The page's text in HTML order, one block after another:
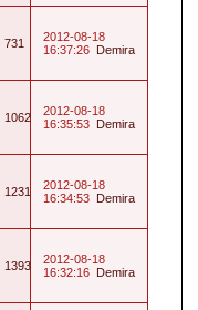
731
2012-08-18
16:37:26
Demira
1062
2012-08-18
16:35:53
Demira
1231
2012-08-18
16:34:53
Demira
1393
2012-08-18
16:32:16
Demira